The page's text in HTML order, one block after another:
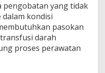
pengobatan yang tidak
kondisi
pasokan
darah
proses perawatan